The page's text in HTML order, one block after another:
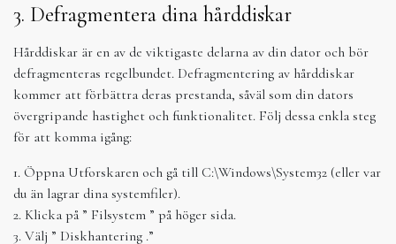
3. Defragmentera dina hårddiskar
Hårddiskar är en av de viktigaste delarna av din dator och bör
defragmenteras regelbundet. Defragmentering av hårddiskar
kommer att förbättra deras prestanda, såväl som din dators
övergripande hastighet och funktionalitet. Följ dessa enkla steg
för att komma igång:
1. Öppna Utforskaren och gå till C:\Windows\System32 (eller var
du än lagrar dina systemfiler).
2. Klicka på ” Filsystem ” på höger sida.
3. Välj ” Diskhantering .”